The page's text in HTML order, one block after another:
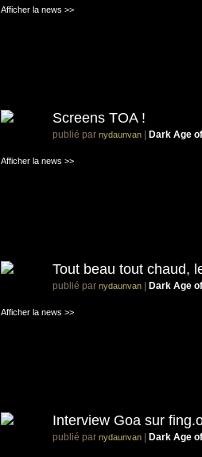
Afficher la news >>
Screens TOA !
publié par nydaunvan Dark Age
Afficher la news >>
Tout beau tout chaud,
publié par nydaunvan Dark Age
Afficher la news >>
Interview Goa sur
publié par nydaunvan Dark Age